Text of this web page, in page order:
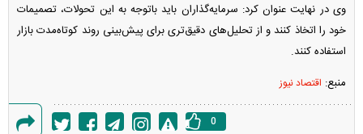
وی در نهایت عنوان کرد: سرمایه‌گذاران باید باتوجه به این تحولات، تصمیمات
خود را اتخاذ کنند و از تحلیل‌های دقیق‌تری برای پیش‌بینی روند کوتاه‌مدت بازار
استفاده کنند.
منبع: اقتصاد نیوز
0